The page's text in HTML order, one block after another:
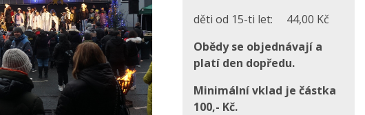
děti od 15-ti let: 44,00 Kč
Obědy se objednávají a
platí den dopředu.
Minimální vklad je částka
100,- Kč.